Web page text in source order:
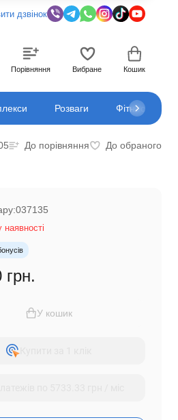
дзвінок
Порівняння Вибране Кошик
Розваги Фітнес
До порівняння До обраного
037135
грн.
У кошик
Купити за 1 клiк